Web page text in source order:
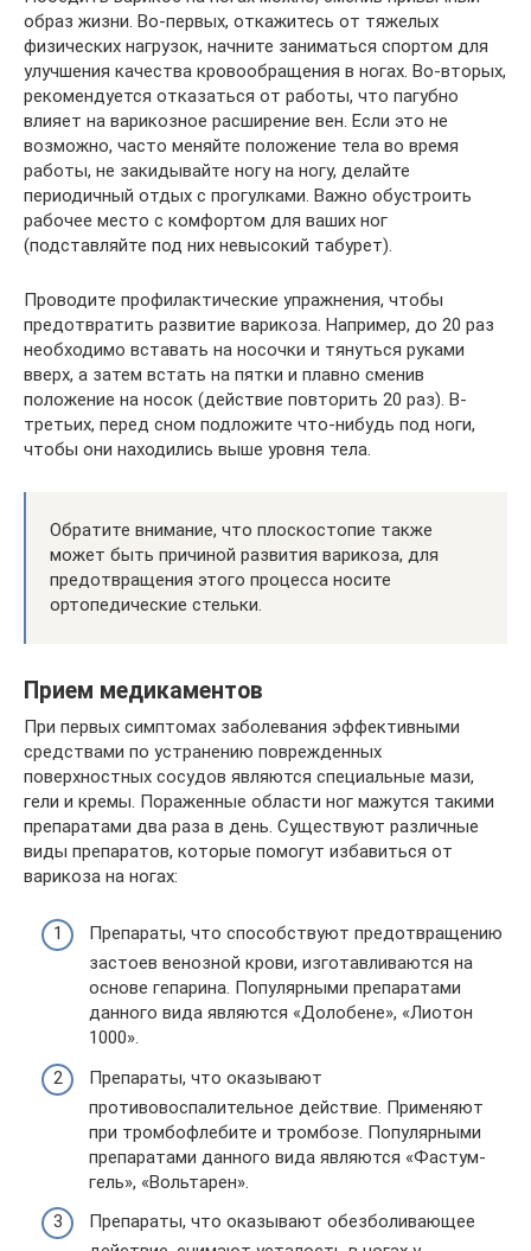
образ жизни. Во-первых, откажитесь от тяжелых
физических нагрузок, начните заниматься спортом для
улучшения качества кровообращения в ногах. Во-вторых,
рекомендуется отказаться от работы, что пагубно
влияет на варикозное расширение вен. Если это не
возможно, часто меняйте положение тела во время
работы, не закидывайте ногу на ногу, делайте
периодичный отдых с прогулками. Важно обустроить
рабочее место с комфортом для ваших ног
(подставляйте под них невысокий табурет).
Проводите профилактические упражнения, чтобы
предотвратить развитие варикоза. Например, до 20 раз
необходимо вставать на носочки и тянуться руками
вверх, а затем встать на пятки и плавно сменив
положение на носок (действие повторить 20 раз). В-
третьих, перед сном подложите что-нибудь под ноги,
чтобы они находились выше уровня тела.
Обратите внимание, что плоскостопие также
может быть причиной развития варикоза, для
предотвращения этого процесса носите
ортопедические стельки.
Прием медикаментов
При первых симптомах заболевания эффективными
средствами по устранению поврежденных
поверхностных сосудов являются специальные мази,
гели и кремы. Пораженные области ног мажутся такими
препаратами два раза в день. Существуют различные
виды препаратов, которые помогут избавиться от
варикоза на ногах:
Препараты, что способствуют предотвращению
застоев венозной крови, изготавливаются на
основе гепарина. Популярными препаратами
данного вида являются «Долобене», «Лиотон
1000».
Препараты, что оказывают
противовоспалительное действие. Применяют
при тромбофлебите и тромбозе. Популярными
препаратами данного вида являются «Фастум-
гель», «Вольтарен».
Препараты, что оказывают обезболивающее